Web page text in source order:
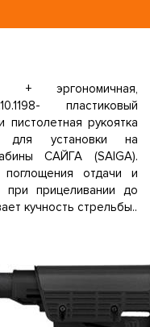
+ эргономичная,
пластиковый
рукоятка
для установки на
САЙГА (SAIGA).
отдачи и
при прицеливании до
кучность стрельбы..